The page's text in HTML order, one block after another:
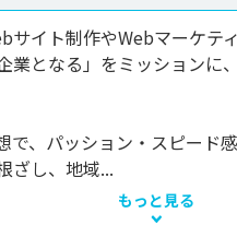
イト制作やWebマーケテ
業となる」をミッション
で、パッション・スピード
ざし、地域...
もっと見る